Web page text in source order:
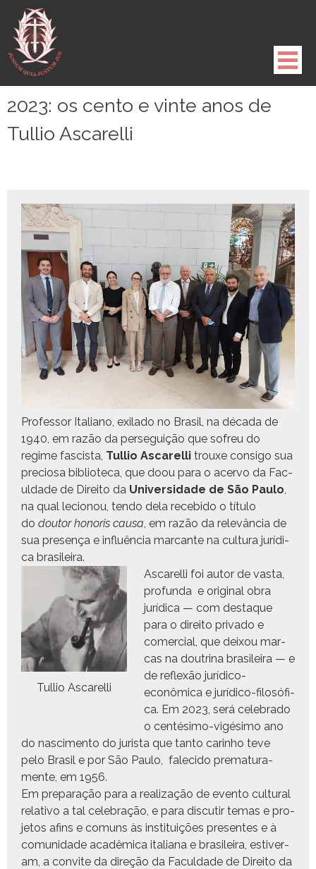
para
conteúdo
2023: os cento e vinte anos de
Tullio Ascarelli
Pro­fes­sor Ital­iano, exi­la­do no Brasil, na déca­da de
1940, em razão da perseguição que sofreu do
regime fascista, Tul­lio Ascarel­li trouxe con­si­go sua
pre­ciosa bib­liote­ca, que doou para o acer­vo da Fac­
ul­dade de Dire­ito da Uni­ver­si­dade de São Paulo,
na qual lecio­nou, ten­do dela rece­bido o títu­lo
do doutor hon­oris causa, em razão da relevân­cia de
sua pre­sença e influên­cia mar­cante na cul­tura jurídi­
ca brasileira.
Tul­lio Ascarelli
Ascarel­li foi autor de vas­ta,
pro­fun­da e orig­i­nal obra
jurídi­ca — com destaque
para o dire­ito pri­va­do e
com­er­cial, que deixou mar­
cas na dout­ri­na brasileira — e
de reflexão jurídi­co-
econômi­ca e jurídi­co-filosó­fi­
ca. Em 2023, será cel­e­bra­do
o cen­tési­mo-vigési­mo ano
do nasci­men­to do jurista que tan­to car­in­ho teve
pelo Brasil e por São Paulo, fale­ci­do pre­mat­u­ra­
mente, em 1956.
Em preparação para a real­iza­ção de even­to cul­tur­al
rel­a­ti­vo a tal cel­e­bração, e para dis­cu­tir temas e pro­
je­tos afins e comuns às insti­tu­ições pre­sentes e à
comu­nidade acadêmi­ca ital­iana e brasileira, estiver­
am, a con­vite da direção da Fac­ul­dade de Dire­ito da